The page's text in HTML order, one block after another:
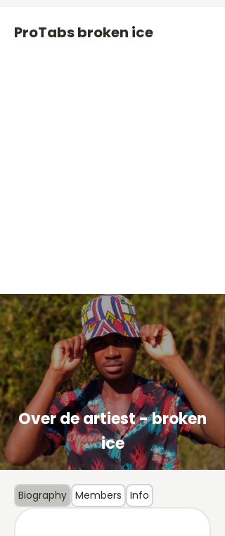
ProTabs broken ice
Over de artiest - broken
ice
Biography Members Info